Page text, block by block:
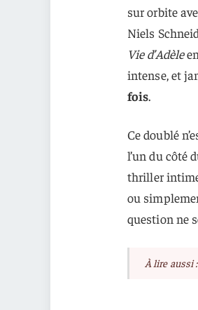
sur orbite
Niels
Vie d’Adèle
intense, et
fois.
Ce doublé
l’un du côté
thriller intime
ou
question ne
À lire aussi :